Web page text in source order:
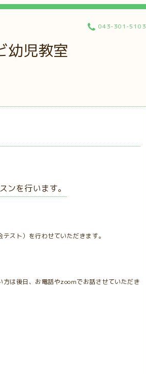
幼児教室
043-301-5103
ンを行います。
スト）を行わせていただきます。
は後日、お電話やzoomでお話させていただき